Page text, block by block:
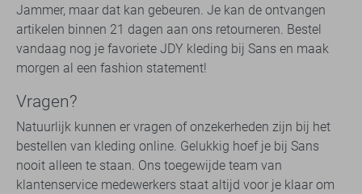
Jammer, maar dat kan gebeuren. Je kan de ontvangen
artikelen binnen 21 dagen aan ons retourneren. Bestel
vandaag nog je favoriete JDY kleding bij Sans en maak
morgen al een fashion statement!
Vragen?
Natuurlijk kunnen er vragen of onzekerheden zijn bij het
bestellen van kleding online. Gelukkig hoef je bij Sans
nooit alleen te staan. Ons toegewijde team van
klantenservice medewerkers staat altijd voor je klaar om